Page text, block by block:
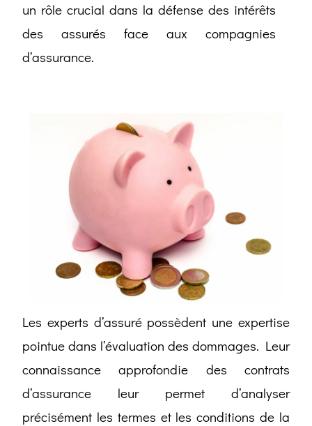
un rôle crucial dans la défense des intérêts
des assurés face aux compagnies
d’assurance.
Les experts d’assuré possèdent une expertise
pointue dans l’évaluation des dommages. Leur
connaissance approfondie des contrats
d’assurance leur permet d’analyser
précisément les termes et les conditions de la